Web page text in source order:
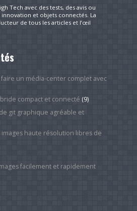
Tech avec des tests, des avis ou
et objets connectés. La
de tous les articles et l’œil
un média-center complet avec
compact et connecté (9)
git graphique agréable et
haute résolution libres de
facilement et rapidement